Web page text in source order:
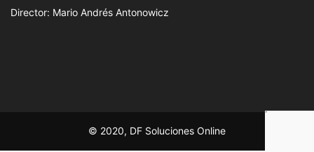
Director: Mario Andrés Antonowicz
© 2020, DF Soluciones Online